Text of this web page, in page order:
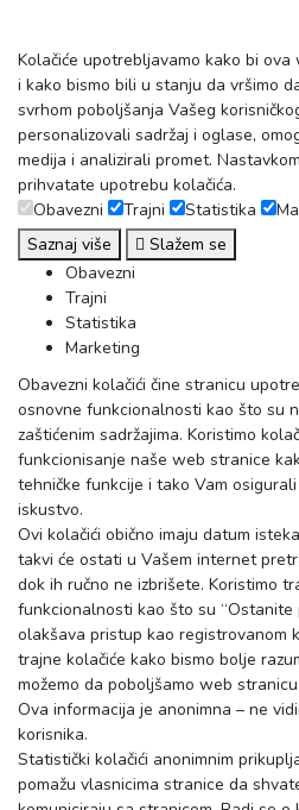
Kolačiće upotrebljavamo kako bi
i kako bismo bili u stanju da vršimo
svrhom poboljšanja Vašeg
personalizovali sadržaj i oglase,
medija i analizirali promet.
prihvatate upotrebu kolačića.
Obavezni
Trajni Statistika
Saznaj više
Slažem se
Obavezni
Trajni
Statistika
Marketing
Obavezni kolačići čine stranicu
osnovne funkcionalnosti kao što su
zaštićenim sadržajima. Koristimo
funkcionisanje naše web stranice
tehničke funkcije i tako Vam
iskustvo.
Ovi kolačići obično imaju datum
takvi će ostati u Vašem internet
dok ih ručno ne izbrišete. Koristimo
funkcionalnosti kao što su “Ostanite
olakšava pristup kao registrovanom
trajne kolačiće kako bismo bolje
možemo da poboljšamo web
Ova informacija je anonimna – ne
korisnika.
Statistički kolačići anonimnim
pomažu vlasnicima stranice da